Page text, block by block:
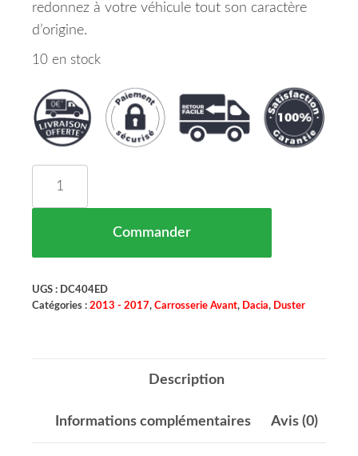
redonnez à votre véhicule tout son caractère
d’origine.
10 en stock
Commander
UGS : DC404ED
Catégories : 2013 - 2017, Carrosserie Avant, Dacia, Duster
Description
Informations complémentaires Avis (0)